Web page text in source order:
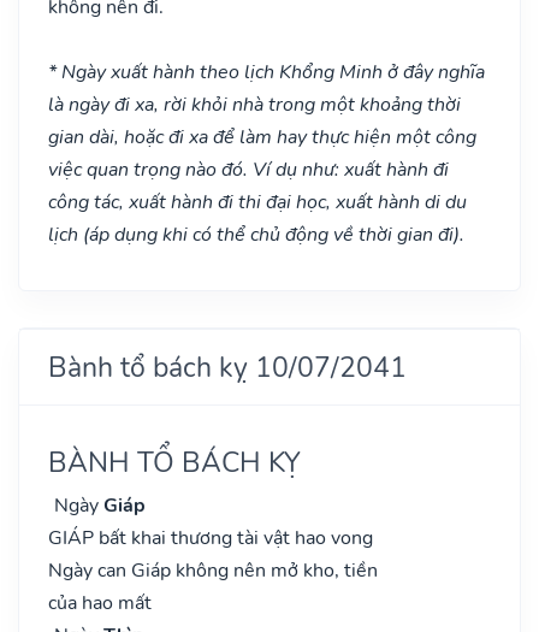
không nên đi.
* Ngày xuất hành theo lịch Khổng Minh ở đây nghĩa
là ngày đi xa, rời khỏi nhà trong một khoảng thời
gian dài, hoặc đi xa để làm hay thực hiện một công
việc quan trọng nào đó. Ví dụ như: xuất hành đi
công tác, xuất hành đi thi đại học, xuất hành di du
lịch (áp dụng khi có thể chủ động về thời gian đi).
Bành tổ bách kỵ 10/07/2041
BÀNH TỔ BÁCH KỴ
NgàyGiáp
GIÁP bất khai thương tài vật hao vong
Ngày can Giáp không nên mở kho, tiền
của hao mất